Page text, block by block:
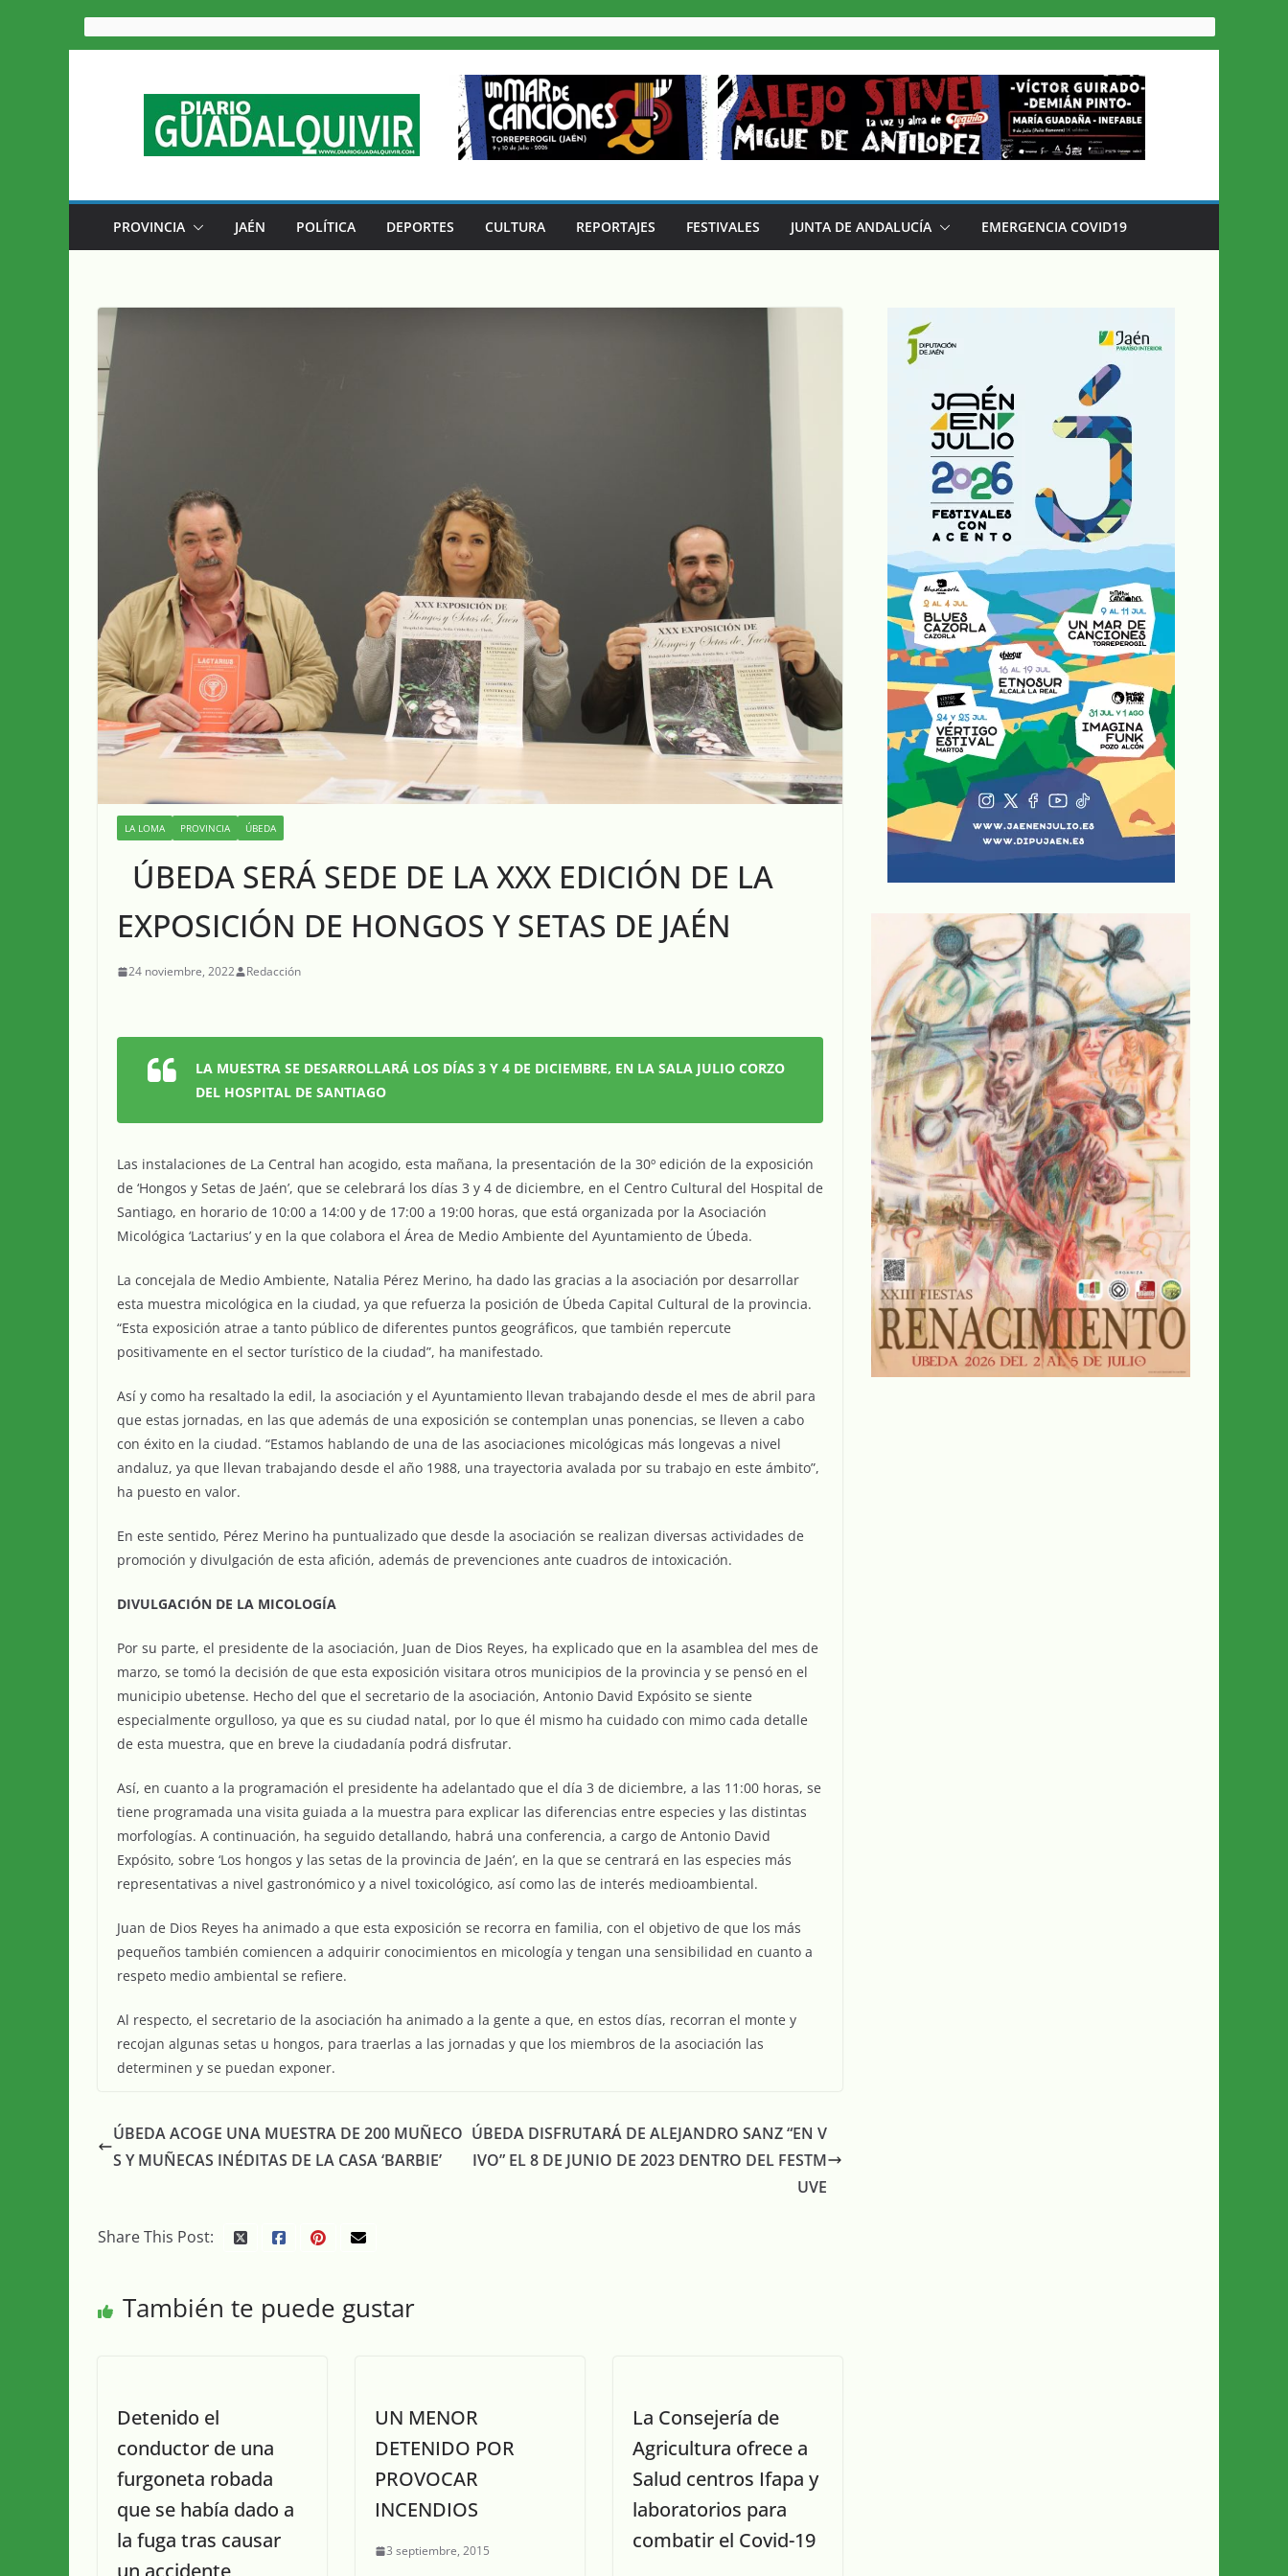
Saltar
al
PROVINCIA JAÉN POLÍTICA DEPORTES CULTURA REPORTAJES FESTIVALES JUNTA DE ANDALUCÍA EMERGENCIA COVID19
LA LOMA PROVINCIA ÚBEDA
ÚBEDA SERÁ SEDE DE LA XXX EDICIÓN DE LA
EXPOSICIÓN DE HONGOS Y SETAS DE JAÉN
24 noviembre, 2022 Redacción
LA MUESTRA SE DESARROLLARÁ LOS DÍAS 3 Y 4 DE DICIEMBRE, EN LA SALA JULIO CORZO
DEL HOSPITAL DE SANTIAGO
Las instalaciones de La Central han acogido, esta mañana, la presentación de la 30º edición de la exposición
de ‘Hongos y Setas de Jaén’, que se celebrará los días 3 y 4 de diciembre, en el Centro Cultural del Hospital de
Santiago, en horario de 10:00 a 14:00 y de 17:00 a 19:00 horas, que está organizada por la Asociación
Micológica ‘Lactarius’ y en la que colabora el Área de Medio Ambiente del Ayuntamiento de Úbeda.
La concejala de Medio Ambiente, Natalia Pérez Merino, ha dado las gracias a la asociación por desarrollar
esta muestra micológica en la ciudad, ya que refuerza la posición de Úbeda Capital Cultural de la provincia.
“Esta exposición atrae a tanto público de diferentes puntos geográficos, que también repercute
positivamente en el sector turístico de la ciudad”, ha manifestado.
Así y como ha resaltado la edil, la asociación y el Ayuntamiento llevan trabajando desde el mes de abril para
que estas jornadas, en las que además de una exposición se contemplan unas ponencias, se lleven a cabo
con éxito en la ciudad. “Estamos hablando de una de las asociaciones micológicas más longevas a nivel
andaluz, ya que llevan trabajando desde el año 1988, una trayectoria avalada por su trabajo en este ámbito”,
ha puesto en valor.
En este sentido, Pérez Merino ha puntualizado que desde la asociación se realizan diversas actividades de
promoción y divulgación de esta afición, además de prevenciones ante cuadros de intoxicación.
DIVULGACIÓN DE LA MICOLOGÍA
Por su parte, el presidente de la asociación, Juan de Dios Reyes, ha explicado que en la asamblea del mes de
marzo, se tomó la decisión de que esta exposición visitara otros municipios de la provincia y se pensó en el
municipio ubetense. Hecho del que el secretario de la asociación, Antonio David Expósito se siente
especialmente orgulloso, ya que es su ciudad natal, por lo que él mismo ha cuidado con mimo cada detalle
de esta muestra, que en breve la ciudadanía podrá disfrutar.
Así, en cuanto a la programación el presidente ha adelantado que el día 3 de diciembre, a las 11:00 horas, se
tiene programada una visita guiada a la muestra para explicar las diferencias entre especies y las distintas
morfologías. A continuación, ha seguido detallando, habrá una conferencia, a cargo de Antonio David
Expósito, sobre ‘Los hongos y las setas de la provincia de Jaén’, en la que se centrará en las especies más
representativas a nivel gastronómico y a nivel toxicológico, así como las de interés medioambiental.
Juan de Dios Reyes ha animado a que esta exposición se recorra en familia, con el objetivo de que los más
pequeños también comiencen a adquirir conocimientos en micología y tengan una sensibilidad en cuanto a
respeto medio ambiental se refiere.
Al respecto, el secretario de la asociación ha animado a la gente a que, en estos días, recorran el monte y
recojan algunas setas u hongos, para traerlas a las jornadas y que los miembros de la asociación las
determinen y se puedan exponer.
ÚBEDA ACOGE UNA MUESTRA DE 200 MUÑECO
S Y MUÑECAS INÉDITAS DE LA CASA ‘BARBIE’
ÚBEDA DISFRUTARÁ DE ALEJANDRO SANZ “EN V
IVO” EL 8 DE JUNIO DE 2023 DENTRO DEL FESTM
UVE
Share This Post:
También te puede gustar
Detenido el
conductor de una
furgoneta robada
que se había dado a
la fuga tras causar
UN MENOR
DETENIDO POR
PROVOCAR
INCENDIOS
3 septiembre, 2015
La Consejería de
Agricultura ofrece a
Salud centros Ifapa y
laboratorios para
combatir el Covid-19